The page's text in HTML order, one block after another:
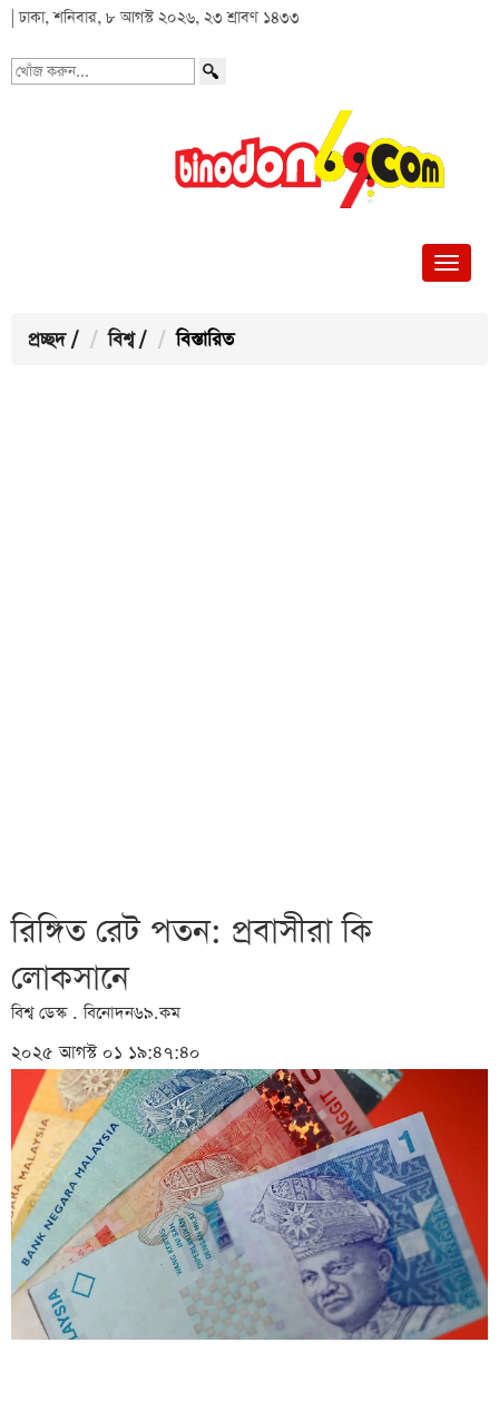
| ঢাকা, শনিবার, ৮ আগস্ট ২০২৬, ২৩ শ্রাবণ ১৪৩৩
খোঁজ
প্রচ্ছদ / বিশ্ব / বিস্তারিত
রিঙ্গিত রেট পতন: প্রবাসীরা কি
লোকসানে
বিশ্ব ডেস্ক . বিনোদন৬৯.কম
২০২৫ আগস্ট ০১ ১৯:৪৭:৪০